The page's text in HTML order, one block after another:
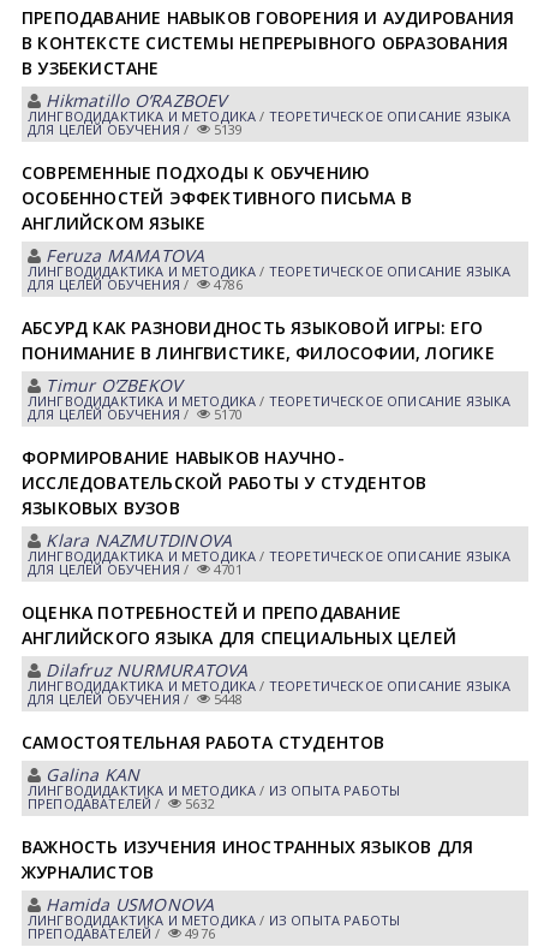
ПРЕПОДАВАНИЕ НАВЫКОВ ГОВОРЕНИЯ И АУДИРОВАНИЯ
В КОНТЕКСТЕ СИСТЕМЫ НЕПРЕРЫВНОГО ОБРАЗОВАНИЯ
В УЗБЕКИСТАНЕ
Hikmatillo OʼRАZBOEV
ЛИНГВОДИДАКТИКА И МЕТОДИКА / ТЕОРЕТИЧЕСКОЕ ОПИСАНИЕ ЯЗЫКА
ДЛЯ ЦЕЛЕЙ ОБУЧЕНИЯ / 5139
СОВРЕМЕННЫЕ ПОДХОДЫ К ОБУЧЕНИЮ
ОСОБЕННОСТЕЙ ЭФФЕКТИВНОГО ПИСЬМА В
АНГЛИЙСКОМ ЯЗЫКЕ
Feruza MАMАTOVА
ЛИНГВОДИДАКТИКА И МЕТОДИКА / ТЕОРЕТИЧЕСКОЕ ОПИСАНИЕ ЯЗЫКА
ДЛЯ ЦЕЛЕЙ ОБУЧЕНИЯ / 4786
АБСУРД КАК РАЗНОВИДНОСТЬ ЯЗЫКОВОЙ ИГРЫ: ЕГО
ПОНИМАНИЕ В ЛИНГВИСТИКЕ, ФИЛОСОФИИ, ЛОГИКЕ
Timur OʼZBEKOV
ЛИНГВОДИДАКТИКА И МЕТОДИКА / ТЕОРЕТИЧЕСКОЕ ОПИСАНИЕ ЯЗЫКА
ДЛЯ ЦЕЛЕЙ ОБУЧЕНИЯ / 5170
ФОРМИРОВАНИЕ НАВЫКОВ НАУЧНО-
ИССЛЕДОВАТЕЛЬСКОЙ РАБОТЫ У СТУДЕНТОВ
ЯЗЫКОВЫХ ВУЗОВ
Klara NАZMUTDINOVА
ЛИНГВОДИДАКТИКА И МЕТОДИКА / ТЕОРЕТИЧЕСКОЕ ОПИСАНИЕ ЯЗЫКА
ДЛЯ ЦЕЛЕЙ ОБУЧЕНИЯ / 4701
ОЦЕНКА ПОТРЕБНОСТЕЙ И ПРЕПОДАВАНИЕ
АНГЛИЙСКОГО ЯЗЫКА ДЛЯ СПЕЦИАЛЬНЫХ ЦЕЛЕЙ
Dilafruz NURMURАTOVА
ЛИНГВОДИДАКТИКА И МЕТОДИКА / ТЕОРЕТИЧЕСКОЕ ОПИСАНИЕ ЯЗЫКА
ДЛЯ ЦЕЛЕЙ ОБУЧЕНИЯ / 5448
САМОСТОЯТЕЛЬНАЯ РАБОТА СТУДЕНТОВ
Galina KАN
ЛИНГВОДИДАКТИКА И МЕТОДИКА / ИЗ ОПЫТА РАБОТЫ
ПРЕПОДАВАТЕЛЕЙ / 5632
ВАЖНОСТЬ ИЗУЧЕНИЯ ИНОСТРАННЫХ ЯЗЫКОВ ДЛЯ
ЖУРНАЛИСТОВ
Hamida USMONOVА
ЛИНГВОДИДАКТИКА И МЕТОДИКА / ИЗ ОПЫТА РАБОТЫ
ПРЕПОДАВАТЕЛЕЙ / 4976